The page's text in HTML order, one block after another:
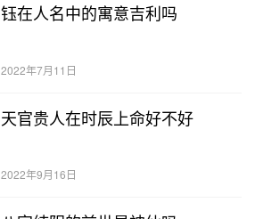
钰在人名中的寓意吉利吗
2022年7月11日
天官贵人在时辰上命好不好
2022年9月16日